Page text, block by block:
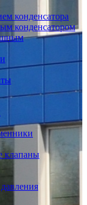
конденсатора
конденсатором
клапаны